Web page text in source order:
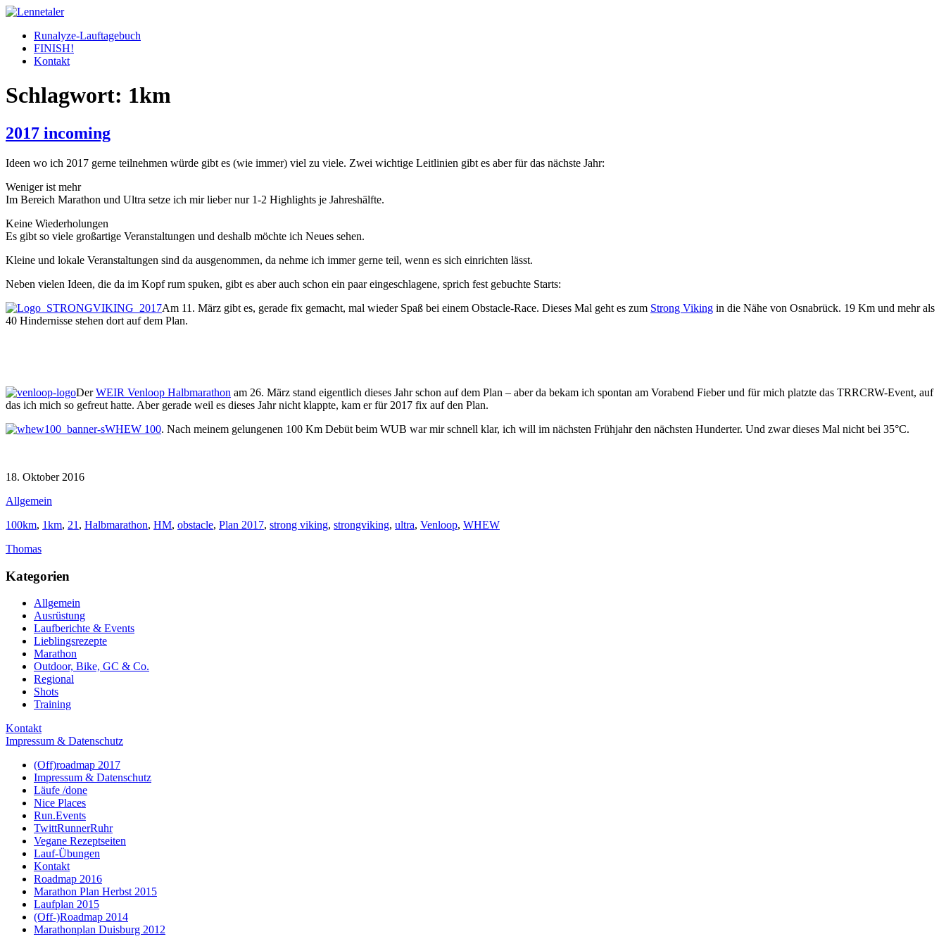
Skip
contentRunalyze-Lauftagebuch
FINISH!
Kontakt
Schlagwort: 1km
2017 incoming
Ideen wo ich 2017 gerne teilnehmen würde gibt es (wie immer) viel zu viele. Zwei wichtige Leitlinien gibt es aber für das nächste Jahr:
Weniger ist mehr
Im Bereich Marathon und Ultra setze ich mir lieber nur 1-2 Highlights je Jahreshälfte.
Keine Wiederholungen
Es gibt so viele großartige Veranstaltungen und deshalb möchte ich Neues sehen.
Kleine und lokale Veranstaltungen sind da ausgenommen, da nehme ich immer gerne teil, wenn es sich einrichten lässt.
Neben vielen Ideen, die da im Kopf rum spuken, gibt es aber auch schon ein paar eingeschlagene, sprich fest gebuchte Starts:
Am 11. März gibt es, gerade fix gemacht, mal wieder Spaß bei einem Obstacle-Race. Dieses Mal geht es zum Strong Viking in die Nähe von Osnabrück. 19 Km und mehr als
40 Hindernisse stehen dort auf dem Plan.
DerWEIR Venloop Halbmarathon am 26. März stand eigentlich dieses Jahr schon auf dem Plan – aber da bekam ich spontan am Vorabend Fieber und für mich platzte das TRRCRW-Event, auf
das ich mich so gefreut hatte. Aber gerade weil es dieses Jahr nicht klappte, kam er für 2017 fix auf den Plan.
WHEW 100. Nach meinem gelungenen 100 Km Debüt beim WUB war mir schnell klar, ich will im nächsten Frühjahr den nächsten Hunderter. Und zwar dieses Mal nicht bei 35°C.
18. Oktober 2016
Allgemein
100km, 1km, 21 , Halbmarathon, HM, obstacle, Plan 2017, strong viking, strongviking, ultra, Venloop, WHEW
Thomas
Kategorien
Allgemein
Ausrüstung
Laufberichte & Events
Lieblingsrezepte
Marathon
Outdoor, Bike, GC & Co.
Regional
Shots
Training
Kontakt
Impressum & Datenschutz
(Off)roadmap 2017
Impressum & Datenschutz
Läufe /done
Nice Places
Run.Events
TwittRunnerRuhr
Vegane Rezeptseiten
Lauf-Übungen
Kontakt
Roadmap 2016
Marathon Plan Herbst 2015
Laufplan 2015
(Off-)Roadmap 2014
Marathonplan Duisburg 2012